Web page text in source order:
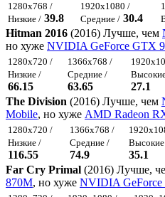
1280x768 /
Низкие / 39.8
1920x1080 /
Средние / 30.4
Hitman 2016 (2016) Лучше, чем
но хуже NVIDIA GeForce GTX
1280x720 /
Низкие /
66.15
1366x768 /
Средние /
63.65 27.1
The Division (2016) Лучше, чем
Mobile, но хуже AMD Radeon
1280x720 /
Низкие /
116.55
1366x768 /
Средние /
74.9 35.1
Far Cry Primal (2016) Лучше,
870M, но хуже NVIDIA